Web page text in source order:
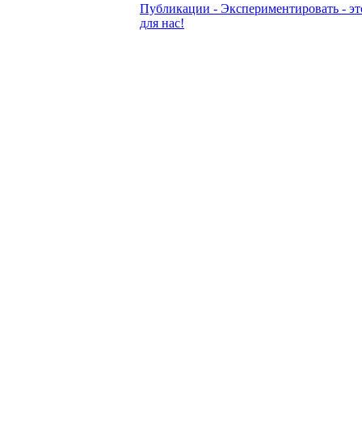
Публикации - Экспериментировать -
для нас!